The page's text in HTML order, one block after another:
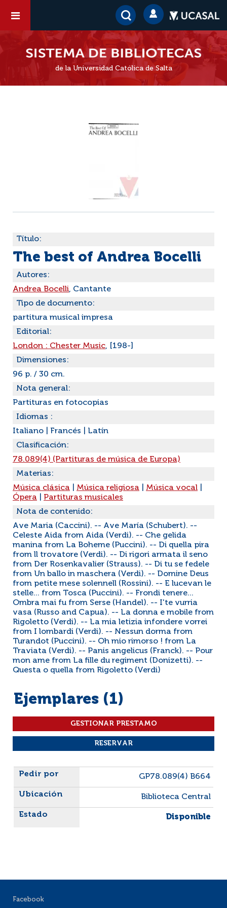
de la Universidad Católica de Salta
Título:
The best of Andrea Bocelli
Autores:
Andrea Bocelli, Cantante
Tipo de documento:
partitura musical impresa
Editorial:
London : Chester Music, [198-]
Dimensiones:
96 p. / 30 cm.
Nota general:
Partituras en fotocopias
Idiomas :
Italiano
Francés
Latín
Clasificación:
78.089(4) (Partituras de música de Europa)
Materias:
Música clásica
Música religiosa Música vocal
Ópera
Partituras musicales
Nota de contenido:
Ave Maria (Caccini). -- Ave María (Schubert). --
Celeste Aida from Aida (Verdi). -- Che gelida
manina from La Boheme (Puccini). -- Di quella pira
from ll trovatore (Verdi). -- Di rigori armata il seno
from Der Rosenkavalier (Strauss). -- Di tu se fedele
from Un ballo in maschera (Verdi). -- Domine Deus
from petite mese solennell (Rossini). -- E lucevan le
stelle... from Tosca (Puccini). -- Frondi tenere...
Ombra mai fu from Serse (Handel). -- I'te vurria
vasa (Russo and Capua). -- La donna e mobile from
Rigoletto (Verdi). -- La mia letizia infondere vorrei
from I lombardi (Verdi). -- Nessun dorma from
Turandot (Puccini). -- Oh mio rimorso ! from La
Traviata (Verdi). -- Panis angelicus (Franck). -- Pour
mon ame from La fille du regiment (Donizetti). --
Questa o quella from Rigoletto (Verdi)
Ejemplares (1)
Liste des exemplaires
GP78.089(4) B664
Biblioteca Central
Disponible
Facebook